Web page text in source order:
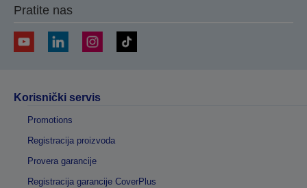
Pratite nas
Korisnički servis
Promotions
Registracija proizvoda
Provera garancije
Registracija garancije CoverPlus